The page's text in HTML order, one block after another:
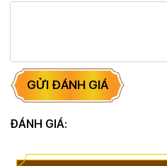
GỬI ĐÁNH GIÁ
ĐÁNH GIÁ: